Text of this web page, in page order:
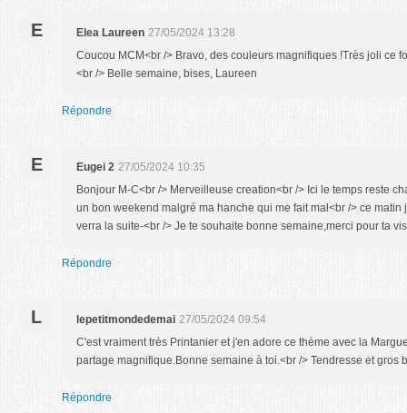
E Elea Laureen 27/05/2024 13:28
Coucou MCM<br /> Bravo, des couleurs magnifiques !Très joli ce
<br /> Belle semaine, bises, Laureen
Répondre
E Eugei 2 27/05/2024 10:35
Bonjour M-C<br /> Merveilleuse creation<br /> Ici le temps reste
un bon weekend malgré ma hanche qui me fait mal<br /> ce matin
verra la suite-<br /> Je te souhaite bonne semaine,merci pour ta
Répondre
L lepetitmondedemai 27/05/2024 09:54
C'est vraiment très Printanier et j'en adore ce thème avec la
partage magnifique.Bonne semaine à toi.<br /> Tendresse et gros
Répondre